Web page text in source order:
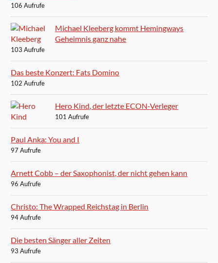
106 Aufrufe
Michael Kleeberg kommt Hemingways
Geheimnis ganz nahe
103 Aufrufe
Das beste Konzert: Fats Domino
102 Aufrufe
Hero Kind, der letzte ECON-Verleger
101 Aufrufe
Paul Anka: You and I
97 Aufrufe
Arnett Cobb – der Saxophonist, der nicht gehen kann
96 Aufrufe
Christo: The Wrapped Reichstag in Berlin
94 Aufrufe
Die besten Sänger aller Zeiten
93 Aufrufe